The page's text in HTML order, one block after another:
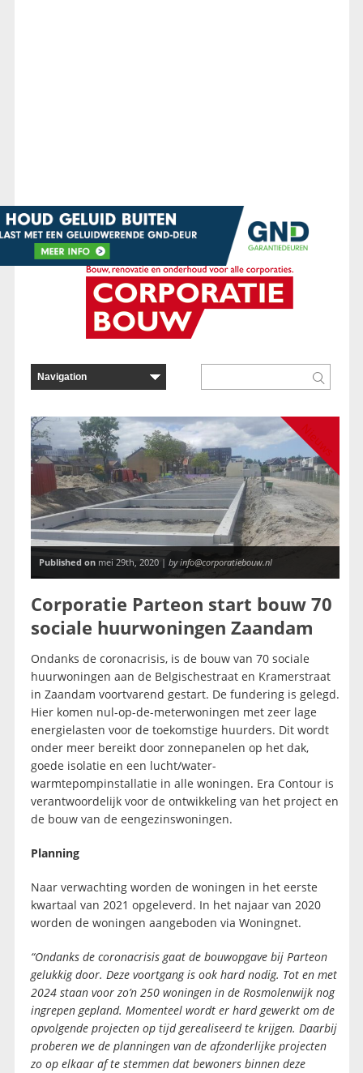
Nieuws
Published onmei 29th, 2020 | by info@corporatiebouw.nl
Corporatie Parteon start bouw 70
sociale huurwoningen Zaandam
Ondanks de coronacrisis, is de bouw van 70 sociale
huurwoningen aan de Belgischestraat en Kramerstraat
in Zaandam voortvarend gestart. De fundering is gelegd.
Hier komen nul-op-de-meterwoningen met zeer lage
energielasten voor de toekomstige huurders. Dit wordt
onder meer bereikt door zonnepanelen op het dak,
goede isolatie en een lucht/water-
warmtepompinstallatie in alle woningen. Era Contour is
verantwoordelijk voor de ontwikkeling van het project en
de bouw van de eengezinswoningen.
Planning
Naar verwachting worden de woningen in het eerste
kwartaal van 2021 opgeleverd. In het najaar van 2020
worden de woningen aangeboden via Woningnet.
“Ondanks de coronacrisis gaat de bouwopgave bij Parteon
gelukkig door. Deze voortgang is ook hard nodig. Tot en met
2024 staan voor zo’n 250 woningen in de Rosmolenwijk nog
ingrepen gepland. Momenteel wordt er hard gewerkt om de
opvolgende projecten op tijd gerealiseerd te krijgen. Daarbij
proberen we de planningen van de afzonderlijke projecten
zo op elkaar af te stemmen dat bewoners binnen deze